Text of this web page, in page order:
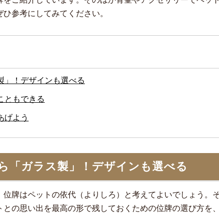
参考にしてみてください。
！デザインも選べる
ともできる
げよう
「ガラス製」！デザインも選べる
牌はペットの依代（よりしろ）と考えてよいでしょう。
の思い出を最高の形で残しておくための位牌の選び方を